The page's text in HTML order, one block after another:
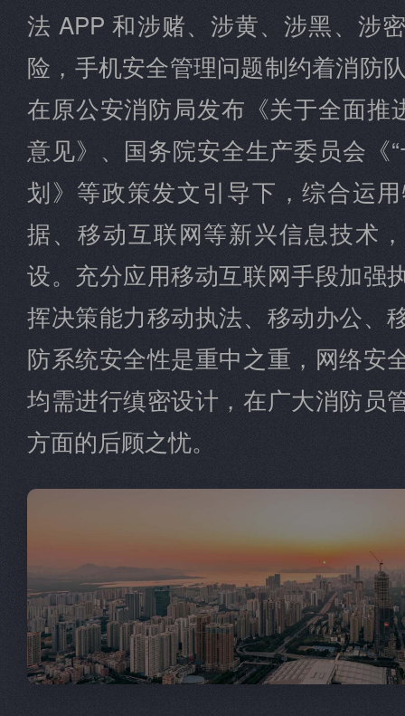
法 APP 和涉赌、涉黄、涉黑、涉
险，手机安全管理问题制约着消防
在原公安消防局发布《关于全面推
意见》、国务院安全生产委员会《
划》等政策发文引导下，综合运
据、移动互联网等新兴信息技术
设。充分应用移动互联网手段加强
挥决策能力移动执法、移动办公、
防系统安全性是重中之重，网络安
均需进行缜密设计，在广大消防员
方面的后顾之忧。